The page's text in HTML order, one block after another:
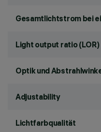
Gesamtlichtstrom bei
Light output ratio (LOR)
Optik und
Adjustability
Lichtfarbqualität